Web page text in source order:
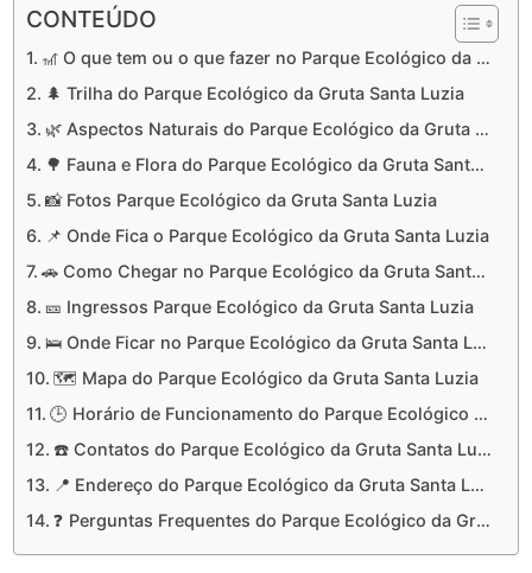
CONTEÚDO
🎢 O que tem ou o que fazer no Parque Ecológico da Gruta Santa Luzia
🌲 Trilha do Parque Ecológico da Gruta Santa Luzia
🌿 Aspectos Naturais do Parque Ecológico da Gruta Santa Luzia
🌳 Fauna e Flora do Parque Ecológico da Gruta Santa Luzia
📸 Fotos Parque Ecológico da Gruta Santa Luzia
📌 Onde Fica o Parque Ecológico da Gruta Santa Luzia
🚗 Como Chegar no Parque Ecológico da Gruta Santa Luzia
🎫 Ingressos Parque Ecológico da Gruta Santa Luzia
🛌 Onde Ficar no Parque Ecológico da Gruta Santa Luzia
🗺️ Mapa do Parque Ecológico da Gruta Santa Luzia
🕒 Horário de Funcionamento do Parque Ecológico da Gruta Santa Luzia
☎️ Contatos do Parque Ecológico da Gruta Santa Luzia
📍 Endereço do Parque Ecológico da Gruta Santa Luzia
❓ Perguntas Frequentes do Parque Ecológico da Gruta Santa Luzia